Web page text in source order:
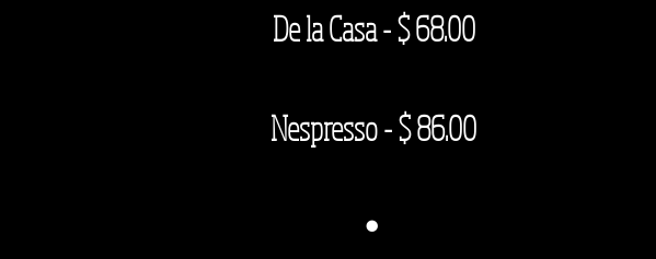
De la Casa - $ 68.00
Nespresso - $ 86.00
·